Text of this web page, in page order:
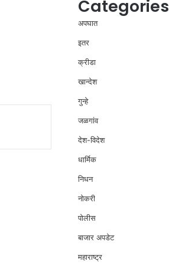
Categories
अपघात
इतर
क्रीडा
खान्देश
गुन्हे
जळगांव
देश-विदेश
धार्मिक
निधन
नोकरी
पोलीस
बाजार अपडेट
महाराष्ट्र